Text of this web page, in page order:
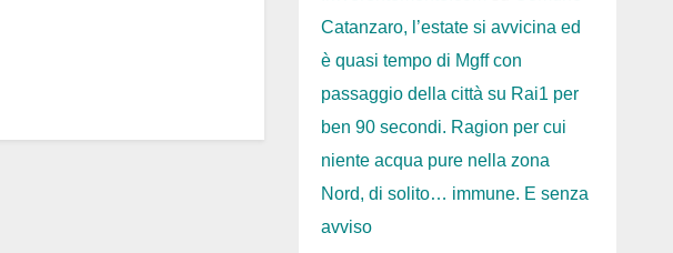
Catanzaro, l’estate si avvicina ed
è quasi tempo di Mgff con
passaggio della città su Rai1 per
ben 90 secondi. Ragion per cui
niente acqua pure nella zona
Nord, di solito… immune. E senza
avviso